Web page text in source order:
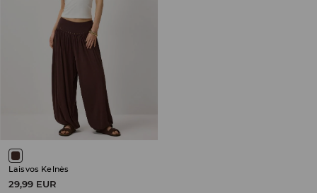
Laisvos Kelnės
29,99 EUR